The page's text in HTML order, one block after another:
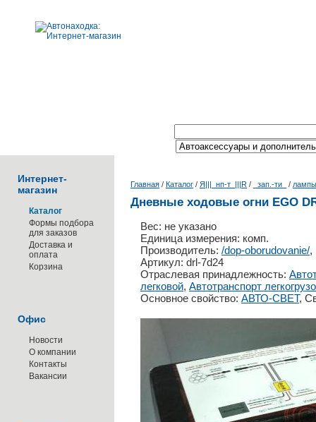
Интернет-
магазин
Каталог
Формы подбора
для заказов
Доставка и
оплата
Корзина
Офис
Новости
О компании
Контакты
Вакансии
Главная / Каталог / Я|||_нп-т_|||R / _зап.-ти_ /
Дневные ходовые огни EGO
Вес: не указано
Единица измерения: комп.
Производитель: /dop-oborudovanie/,
Артикул: drl-7d24
Отраслевая принадлежность:
легковой, Автотранспорт
Основное свойство: АВТО-СВЕТ,